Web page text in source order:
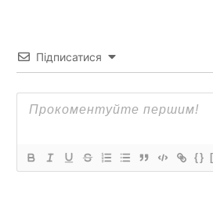
Підписатися
{}